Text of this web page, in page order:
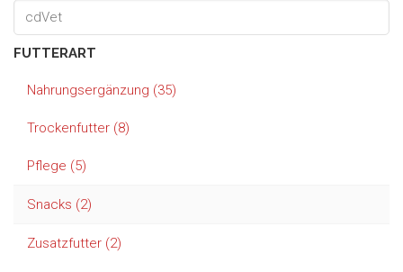
FUTTERART
Nahrungsergänzung (35)
Trockenfutter (8)
Pflege (5)
Snacks (2)
Zusatzfutter (2)